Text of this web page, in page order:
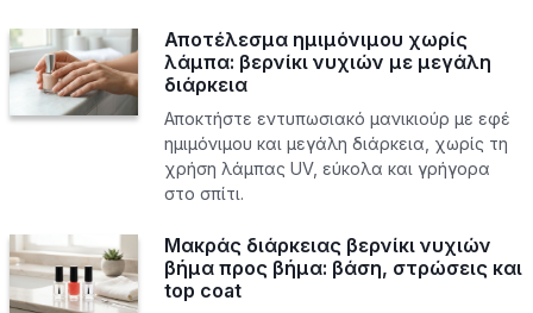
Αποτέλεσμα ημιμόνιμου χωρίς
λάμπα: βερνίκι νυχιών με μεγάλη
διάρκεια
Αποκτήστε εντυπωσιακό μανικιούρ με εφέ
ημιμόνιμου και μεγάλη διάρκεια, χωρίς τη
χρήση λάμπας UV, εύκολα και γρήγορα
στο σπίτι.
Μακράς διάρκειας βερνίκι νυχιών
βήμα προς βήμα: βάση, στρώσεις και
top coat